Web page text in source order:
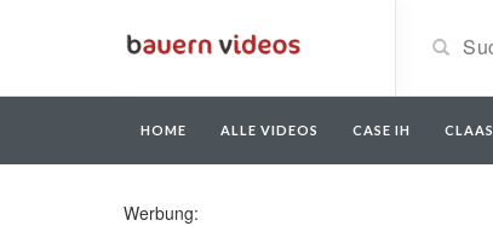
HOME ALLE VIDEOS CASE IH CLAAS
Werbung: